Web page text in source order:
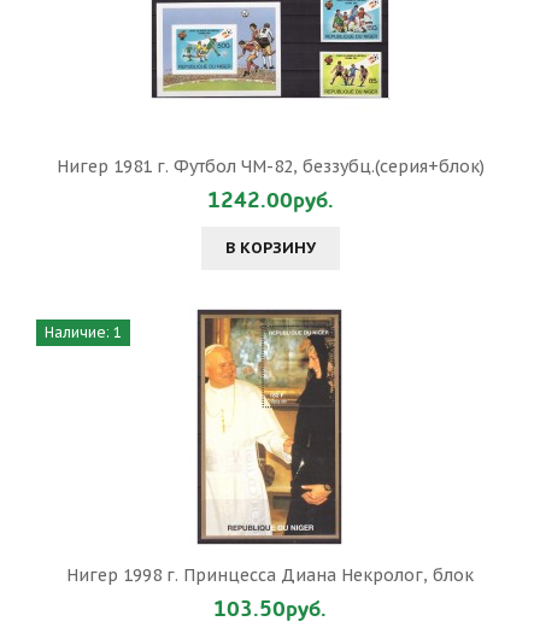
Нигер 1981 г. Футбол ЧМ-82, беззубц.(серия+блок)
1242.00руб.
В КОРЗИНУ
Наличие: 1
Нигер 1998 г. Принцесса Диана Некролог, блок
103.50руб.